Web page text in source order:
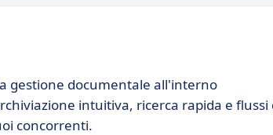
gestione documentale all'interno
intuitiva, ricerca rapida e flussi
concorrenti.